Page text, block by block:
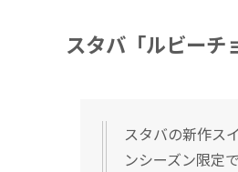
スタバ「ルビーチ
スタバの新作ス
ンシーズン限定